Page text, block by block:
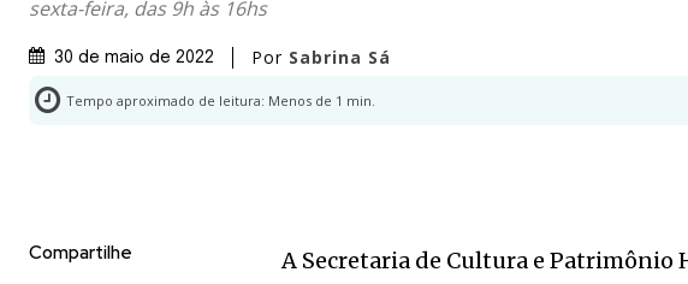
sexta-feira, das 9h às 16hs
30 de maio de 2022 Por Sabrina Sá
Tempo aproximado de leitura: Menos de 1 min.
Compartilhe
A Secretaria de Cultura e Patrimônio